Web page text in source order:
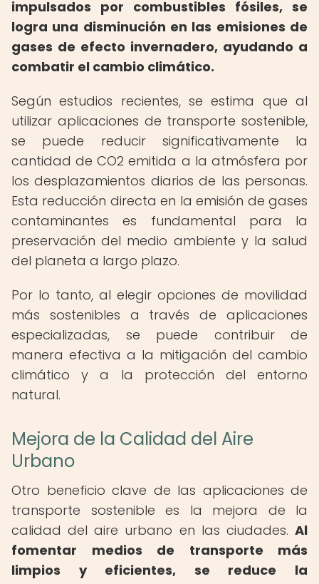
impulsados por combustibles fósiles, se
logra una disminución en las emisiones de
gases de efecto invernadero, ayudando a
combatir el cambio climático.
Según estudios recientes, se estima que al
utilizar aplicaciones de transporte sostenible,
se puede reducir significativamente la
cantidad de CO2 emitida a la atmósfera por
los desplazamientos diarios de las personas.
Esta reducción directa en la emisión de gases
contaminantes es fundamental para la
preservación del medio ambiente y la salud
del planeta a largo plazo.
Por lo tanto, al elegir opciones de movilidad
más sostenibles a través de aplicaciones
especializadas, se puede contribuir de
manera efectiva a la mitigación del cambio
climático y a la protección del entorno
natural.
Mejora de la Calidad del Aire
Urbano
Otro beneficio clave de las aplicaciones de
transporte sostenible es la mejora de la
calidad del aire urbano en las ciudades. Al
fomentar medios de transporte más
limpios y eficientes, se reduce la